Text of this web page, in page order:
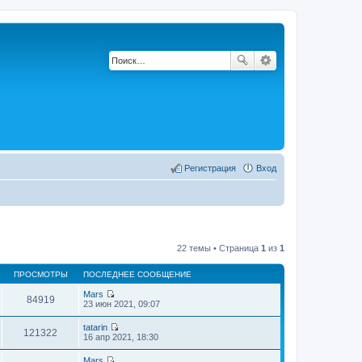
Вход
Регистрация
22 темы • Страница 1 из 1
ПРОСМОТРЫ ПОСЛЕДНЕЕ СООБЩЕНИЕ
84919
Mars
П
р
е
й
т
23 июн 2021, 09:07
121322
tatarin
П
16 апр 2021, 18:30